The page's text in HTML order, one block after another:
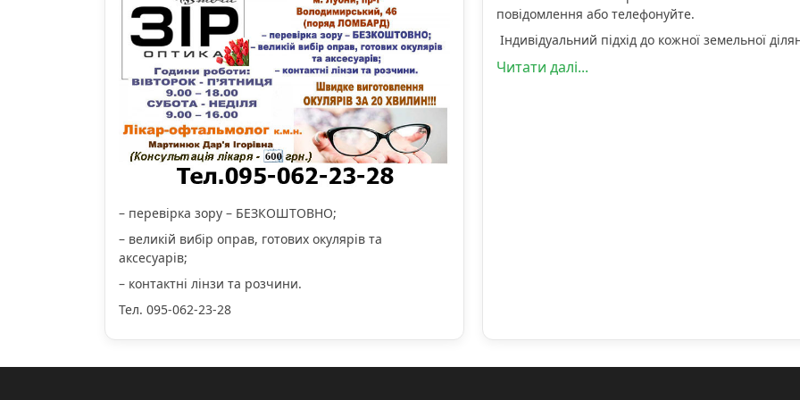
– перевірка зору – БЕЗКОШТОВНО;
– великій вибір оправ, готових окулярів та
аксесуарів;
– контактні лінзи та розчини.
Тел. 095-062-23-28
повідомлення або телефонуйте.
Індивідуальний підхід до кожної земельної
Читати далі...